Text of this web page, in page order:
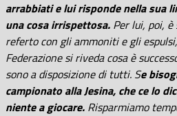
arrabbiati e lui risponde nella sua
una cosa irrispettosa. Per lui, poi,
referto con gli ammoniti e gli
Federazione si riveda cosa è
sono a disposizione di tutti. Se
campionato alla Jesina, che ce lo
niente a giocare. Risparmiamo